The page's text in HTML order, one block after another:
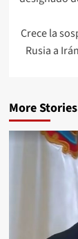
Crece la
Rusia a
More Stories